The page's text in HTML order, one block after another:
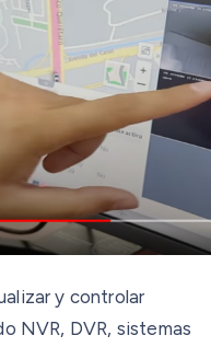
y controlar
NVR, DVR, sistemas